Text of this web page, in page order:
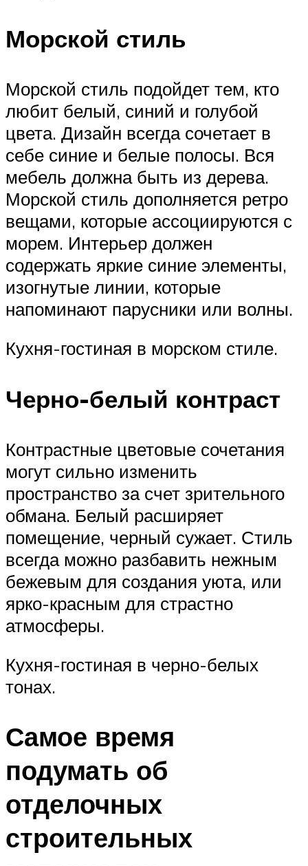
Морской стиль
Морской стиль подойдет тем, кто
любит белый, синий и голубой
цвета. Дизайн всегда сочетает в
себе синие и белые полосы. Вся
мебель должна быть из дерева.
Морской стиль дополняется ретро
вещами, которые ассоциируются с
морем. Интерьер должен
содержать яркие синие элементы,
изогнутые линии, которые
напоминают парусники или волны.
Кухня-гостиная в морском стиле.
Черно-белый контраст
Контрастные цветовые сочетания
могут сильно изменить
пространство за счет зрительного
обмана. Белый расширяет
помещение, черный сужает. Стиль
всегда можно разбавить нежным
бежевым для создания уюта, или
ярко-красным для страстно
атмосферы.
Кухня-гостиная в черно-белых
тонах.
Самое время
подумать об
отделочных
строительных